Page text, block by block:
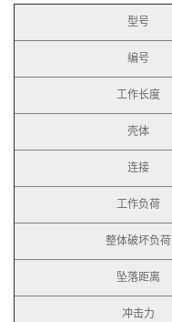
型号
编号
工作长度
壳体
连接
工作负荷
整体破坏负荷
坠落距离
冲击力